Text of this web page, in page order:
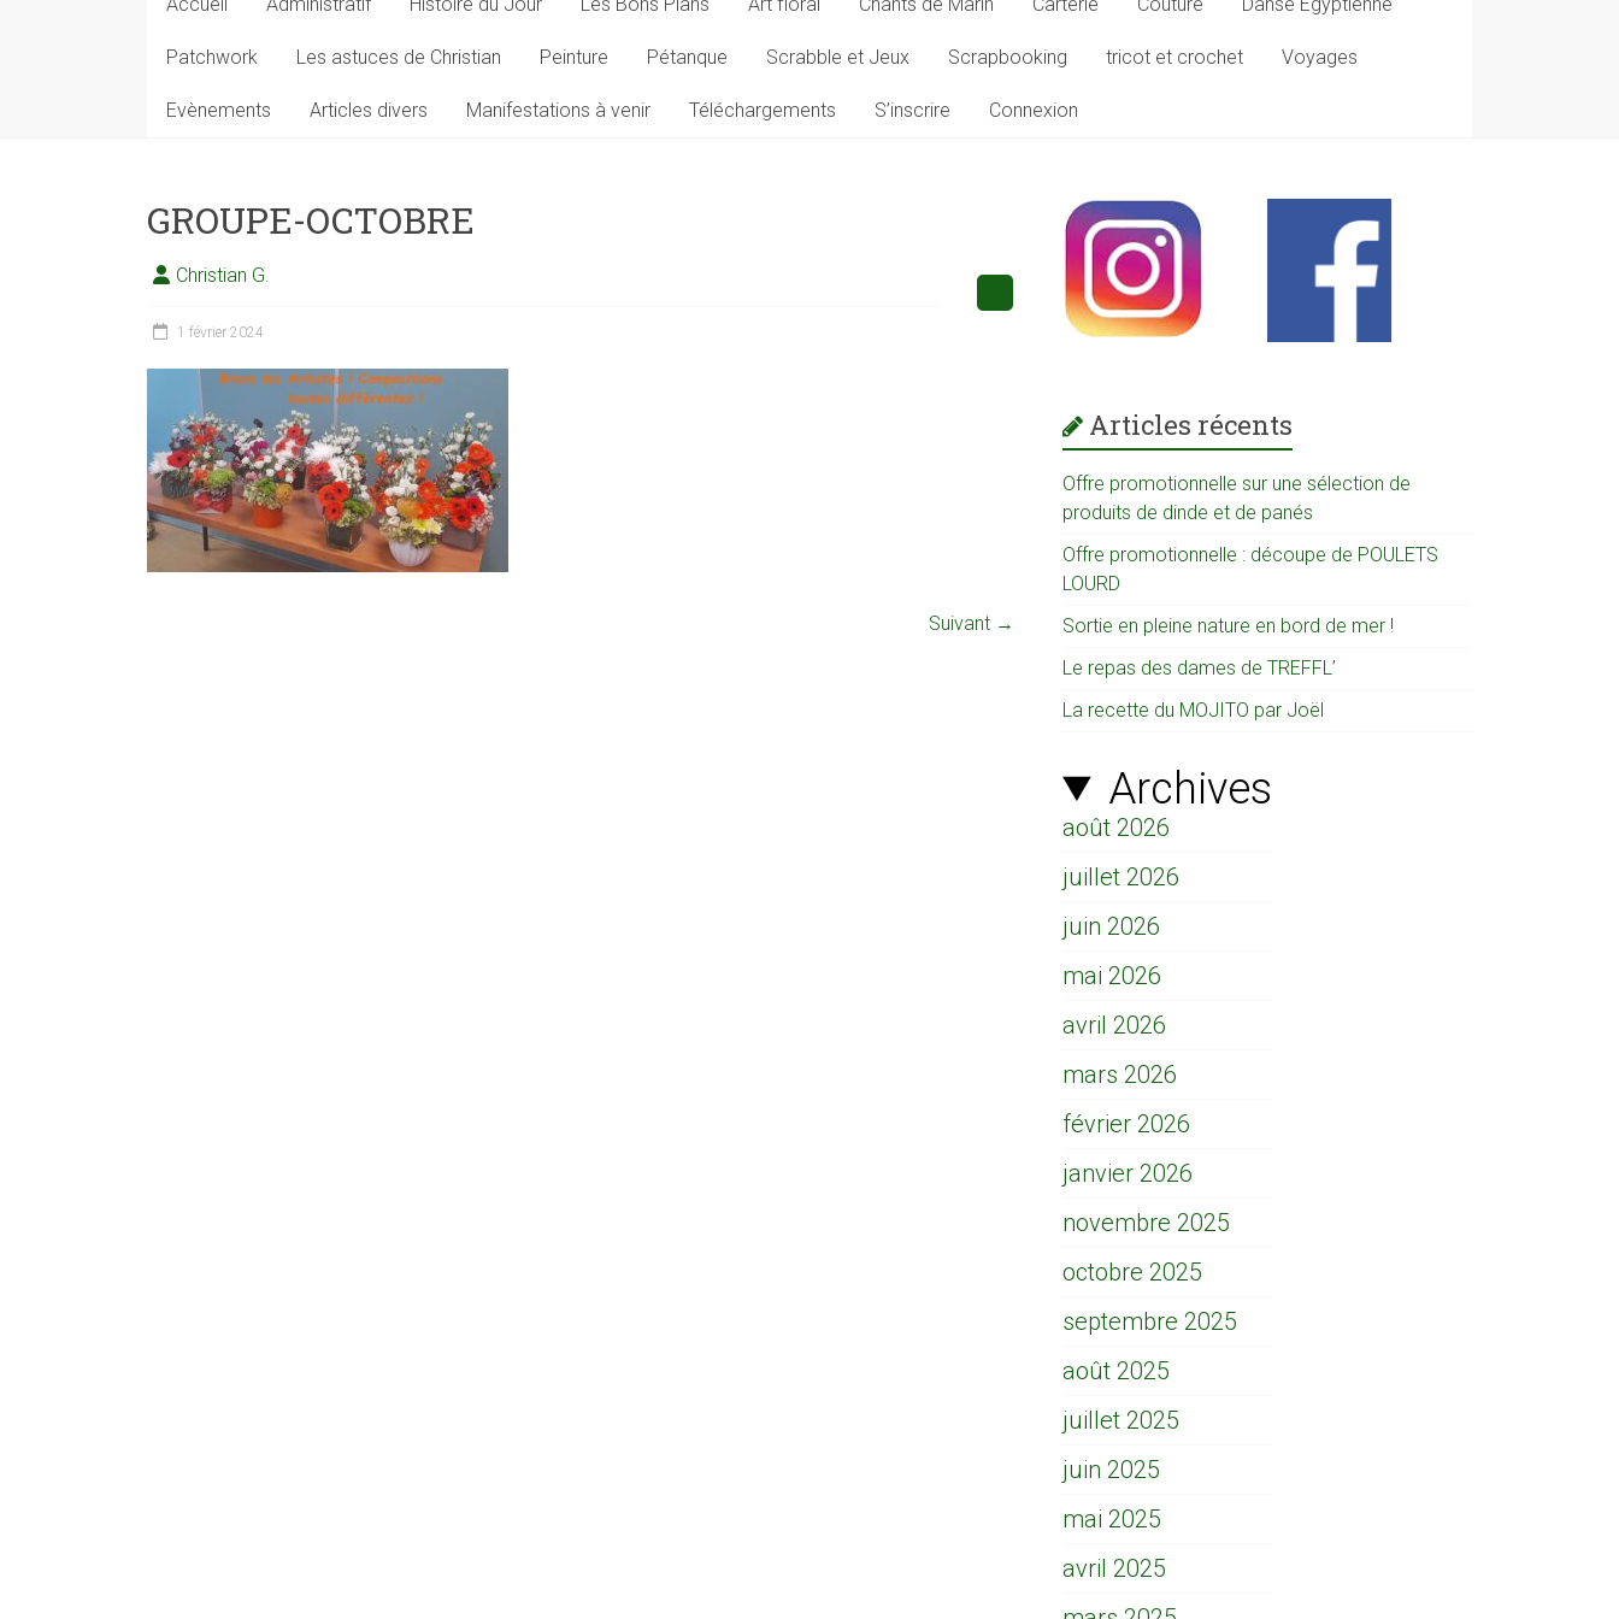
Patchwork Les astuces de Christian Peinture Pétanque Scrabble et Jeux Scrapbooking tricot et crochet Voyages
Evènements Articles divers Manifestations à venir Téléchargements S’inscrire Connexion
GROUPE-OCTOBRE
Christian G.
1 février 2024
Suivant →
Articles récents
Offre promotionnelle sur une sélection de
produits de dinde et de panés
Offre promotionnelle : découpe de POULETS
LOURD
Sortie en pleine nature en bord de mer !
Le repas des dames de TREFFL’
La recette du MOJITO par Joël
Archives
août 2026
juillet 2026
juin 2026
mai 2026
avril 2026
mars 2026
février 2026
janvier 2026
novembre 2025
octobre 2025
septembre 2025
août 2025
juillet 2025
juin 2025
mai 2025
avril 2025